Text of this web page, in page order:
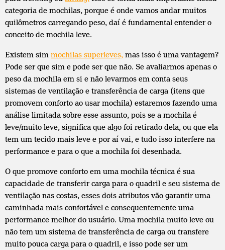
categoria de mochilas, porque é onde vamos andar muitos
quilômetros carregando peso, daí é fundamental entender o
conceito de mochila leve.
Existem sim mochilas superleves, mas isso é uma vantagem?
Pode ser que sim e pode ser que não. Se avaliarmos apenas o
peso da mochila em si e não levarmos em conta seus
sistemas de ventilação e transferência de carga (itens que
promovem conforto ao usar mochila) estaremos fazendo uma
análise limitada sobre esse assunto, pois se a mochila é
leve/muito leve, significa que algo foi retirado dela, ou que ela
tem um tecido mais leve e por aí vai, e tudo isso interfere na
performance e para o que a mochila foi desenhada.
O que promove conforto em uma mochila técnica é sua
capacidade de transferir carga para o quadril e seu sistema de
ventilação nas costas, esses dois atributos vão garantir uma
caminhada mais confortável e consequentemente uma
performance melhor do usuário. Uma mochila muito leve ou
não tem um sistema de transferência de carga ou transfere
muito pouca carga para o quadril, e isso pode ser um